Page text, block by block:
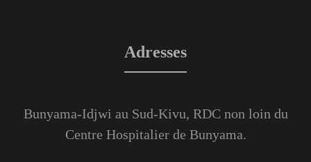
Adresses
Bunyama-Idjwi au Sud-Kivu, RDC non loin du
Centre Hospitalier de Bunyama.